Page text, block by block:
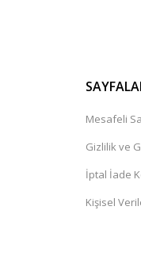
Mesafeli
Gizlilik ve
İptal İade
Kişisel